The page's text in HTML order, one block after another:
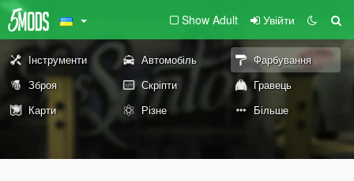
Show Adult Увійти
Інструменти Автомобіль
Фарбування
Зброя
Скріпти
Гравець
Карти
Різне Більше